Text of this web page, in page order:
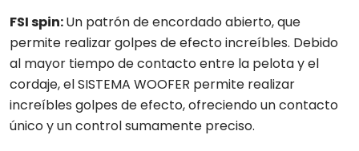
FSI spin:Un patrón de encordado abierto, que
permite realizar golpes de efecto increíbles. Debido
al mayor tiempo de contacto entre la pelota y el
cordaje, el SISTEMA WOOFER permite realizar
increíbles golpes de efecto, ofreciendo un contacto
único y un control sumamente preciso.